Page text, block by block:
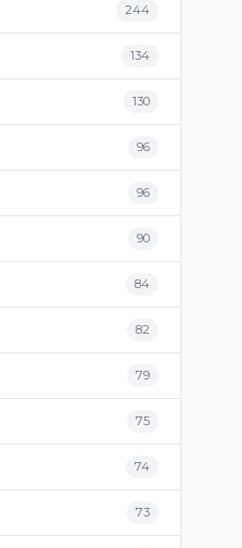
244
134
130
96
96
90
84
82
79
75
74
73